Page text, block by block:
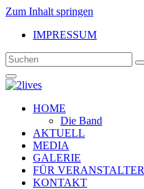
Zum Inhalt springen
IMPRESSUM
HOME
Die Band
AKTUELL
MEDIA
GALERIE
FÜR VERANSTALTER
KONTAKT